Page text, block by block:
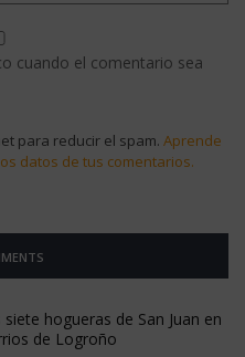
cuando el comentario sea
para reducir el spam. Aprende
datos de tus comentarios.
hogueras de San Juan en
de Logroño